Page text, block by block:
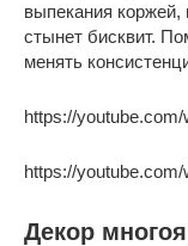
выпекания коржей,
стынет бисквит.
менять
https://
https://
Декор